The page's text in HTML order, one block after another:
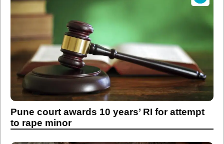
Pune court awards 10 years’ RI for attempt
to rape minor